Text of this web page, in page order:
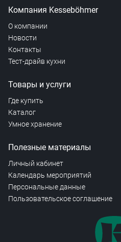
Компания Kesseböhmer
О компании
Новости
Контакты
Тест-драйв кухни
Товары и услуги
Где купить
Каталог
Умное хранение
Полезные материалы
Личный кабинет
Календарь мероприятий
Персональные данные
Пользовательское соглашение